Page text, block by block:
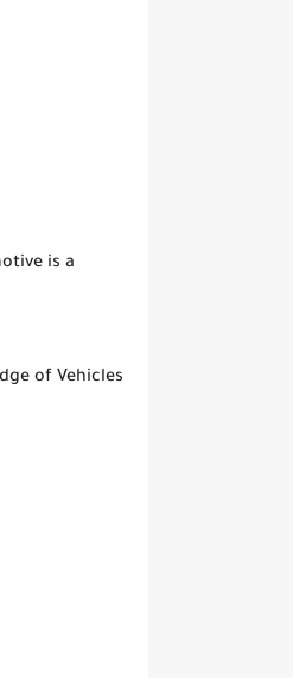
is a
of Vehicles